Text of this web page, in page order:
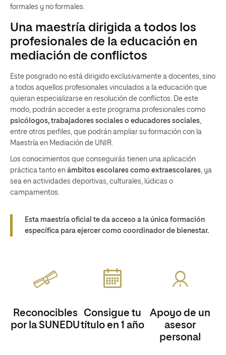
formales y no formales.
Una maestría dirigida a todos los
profesionales de la educación en
mediación de conflictos
Este posgrado no está dirigido exclusivamente a docentes, sino
a todos aquellos profesionales vinculados a la educación que
quieran especializarse en resolución de conflictos. De este
modo, podrán acceder a este programa profesionales como
psicólogos, trabajadores sociales o educadores sociales,
entre otros perfiles, que podrán ampliar su formación con la
Maestría en Mediación de UNIR.
Los conocimientos que conseguirás tienen una aplicación
práctica tanto en ámbitos escolares como extraescolares, ya
sea en actividades deportivas, culturales, lúdicas o
campamentos.
Esta maestría oficial te da acceso a la única formación
específica para ejercer como coordinador de bienestar.
Reconocibles
por la SUNEDU
Consigue tu
título en 1 año
Apoyo de un
asesor
personal